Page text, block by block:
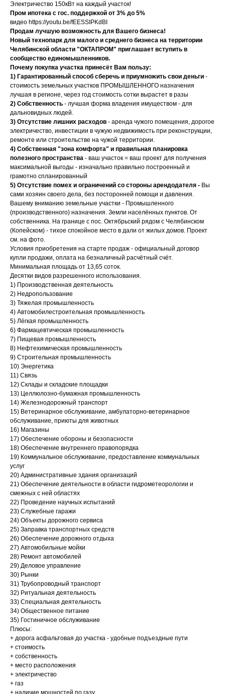
Электричество 150кВт на каждый участок!
Пром ипотека с гос. поддержкой от 3% до 5%
видео https://youtu.be/fEESSIPKdBI
Продам лучшую возможность для Вашего бизнеса!
Новый технопарк для малого и среднего бизнеса на территории
Челябинской области "ОКТАПРОМ" приглашает вступить в
сообщество единомышленников.
Почему покупка участка принесёт Вам пользу:
1) Гарантированный способ сберечь и приумножить свои деньги -
стоимость земельных участков ПРОМЫШЛЕННОГО назначения
лучшая в регионе, через год стоимость сотки вырастет в разы
2) Собственность - лучшая форма владения имуществом - для
дальновидных людей.
3) Отсутствие лишних расходов - аренда чужого помещения, дорогое
электричество, инвестиции в чужую недвижимость при реконструкции,
ремонте или строительстве на чужой территории.
4) Собственная "зона комфорта" и правильная планировка
полезного пространства - ваш участок = ваш проект для получения
максимальной выгоды - изначально правильно построенный и
грамотно спланированный
5) Отсутствие помех и ограничений со стороны арендодателя - Вы
сами хозяин своего дела, без посторонней помощи и давления.
Вашему вниманию земельные участки - Промышленного
(производственного) назначения. Земли населённых пунктов. От
собственника. На границе с пос. Октябрьский рядом с Челябинском
(Копейском) - тихое спокойное место в дали от жилых домов. Проект
см. на фото.
Условия приобретения на старте продаж - официальный договор
купли продажи, оплата на безналичный расчётный счёт.
Минимальная площадь от 13,65 соток.
Десятки видов разрешенного использования.
1) Производственная деятельность
2) Недропользование
3) Тяжелая промышленность
4) Автомобилестроительная промышленность
5) Лёгкая промышленность
6) Фармацевтическая промышленность
7) Пищевая промышленность
8) Нефтехимическая промышленность
9) Строительная промышленность
10) Энергетика
11) Связь
12) Склады и складские площадки
13) Целлюлозно-бумажная промышленность
14) Железнодорожный транспорт
15) Ветеринарное обслуживание, амбулаторно-ветеринарное
обслуживание, приюты для животных
16) Магазины
17) Обеспечение обороны и безопасности
18) Обеспечение внутреннего правопорядка
19) Коммунальное обслуживание, предоставление коммунальных
услуг
20) Административные здания организаций
21) Обеспечение деятельности в области гидрометеорологии и
смежных с ней областях
22) Проведение научных испытаний
23) Служебные гаражи
24) Объекты дорожного сервиса
25) Заправка транспортных средств
26) Обеспечение дорожного отдыха
27) Автомобильные мойки
28) Ремонт автомобилей
29) Деловое управление
30) Рынки
31) Трубопроводный транспорт
32) Ритуальная деятельность
33) Специальная деятельность
34) Общественное питание
35) Гостиничное обслуживание
Плюсы:
+ дорога асфальтовая до участка - удобные подъездные пути
+ стоимость
+ собственность
+ место расположения
+ электричество
+ газ